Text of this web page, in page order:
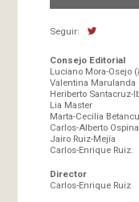
Seguir:
Consejo Editorial
Heriberto Santacruz-
Lia Master
Marta-Cecilia
Carlos-Alberto
Jairo Ruiz-Mejía
Carlos-Enrique Ruiz.
Director
Carlos-Enrique Ruiz